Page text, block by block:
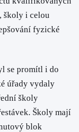
školy i celou
fyzické
se promítl i do
úřady vydaly
školy
Školy mají
blok